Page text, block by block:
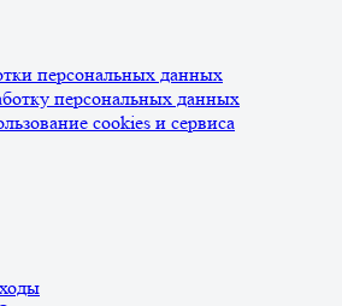
персональных данных
персональных данных
cookies и сервиса